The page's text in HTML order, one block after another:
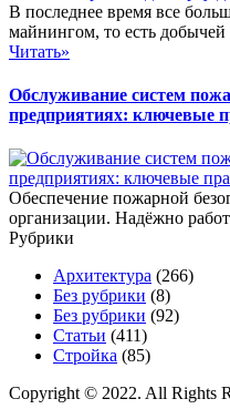
В последнее время все
майнингом, то есть
Читать»
Обслуживание систем
предприятиях: ключевые
Обеспечение пожарной
организации. Надёжно
Рубрики
Архитектура (266)
Без рубрики (8)
Без рубрики (92)
Статьи (411)
Стройка (85)
Copyright © 2022. All Rights